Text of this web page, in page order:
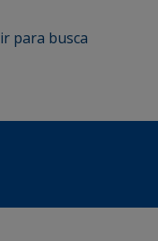
ir para busca